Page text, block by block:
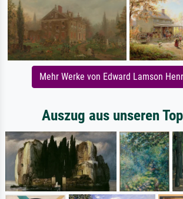
Mehr Werke von Edward Lamson
Auszug aus unseren